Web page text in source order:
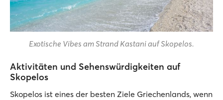
Exotische Vibes am Strand Kastani auf Skopelos.
Aktivitäten und Sehenswürdigkeiten auf
Skopelos
Skopelos ist eines der besten Ziele Griechenlands, wenn